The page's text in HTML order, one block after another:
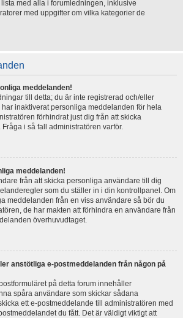
med alla i forumledningen, inklusive
med uppgifter om vilka kategorier de
meddelanden!
till detta; du är inte registrerad och/eller
inaktiverat personliga meddelanden för hela
förhindrat just dig från att skicka
i så fall administratören varför.
meddelanden!
från att skicka personliga användare till dig
som du ställer in i din kontrollpanel. Om
meddelanden från en viss användare så bör du
de har makten att förhindra en användare från
överhuvudtaget.
anstötliga e-postmeddelanden från någon på
på detta forum innehåller
spåra användare som skickar sådana
ett e-postmeddelande till administratören med
du fått. Det är väldigt viktigt att